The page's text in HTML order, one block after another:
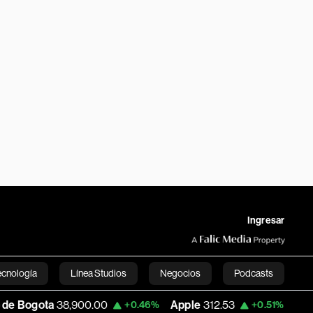
Ingresar
Línea Studios Negocios Podcasts
English+0.46% Apple 312.53 +0.51% USD COP